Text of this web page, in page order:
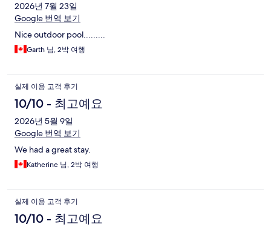
2026년 7월 23일
Google 번역 보기
Nice outdoor pool.........
Garth 님, 2박 여행
실제 이용 고객 후기
10/10 - 최고예요
2026년 5월 9일
Google 번역 보기
We had a great stay.
Katherine 님, 2박 여행
실제 이용 고객 후기
10/10 - 최고예요